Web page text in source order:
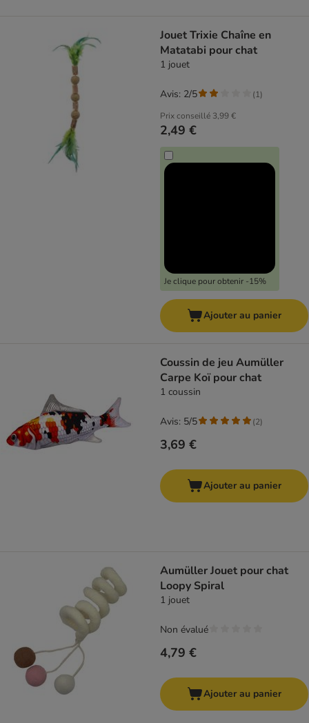
Jouet Trixie Chaîne en
Matatabi pour chat
1 jouet
Prix conseillé 3,99 €
2,49 €
Je clique pour obtenir -15%
Avis: 2/5 (1)
Ajouter au panier
Coussin de jeu Aumüller
Carpe Koï pour chat
1 coussin
3,69 €
Avis: 5/5 (2)
Ajouter au panier
Aumüller Jouet pour chat
Loopy Spiral
1 jouet
4,79 €
Non évalué
Ajouter au panier